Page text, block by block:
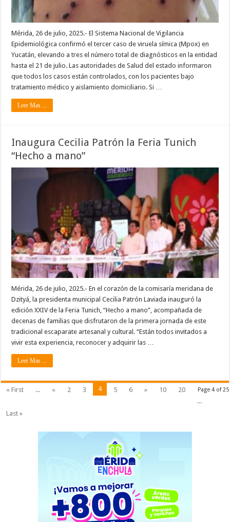
Mérida, 26 de julio, 2025.- El Sistema Nacional de Vigilancia
Epidemiológica confirmó el tercer caso de viruela símica (Mpox) en
Yucatán, elevando a tres el número total de diagnósticos en la entidad
hasta el 21 de julio. Las autoridades de Salud del estado informaron
que todos los casos están controlados, con los pacientes bajo
tratamiento médico y aislamiento domiciliario. Si …
Leer Mas ...
Inaugura Cecilia Patrón la Feria Tunich
“Hecho a mano”
Mérida, 26 de julio, 2025.- En el corazón de la comisaría meridana de
Dzityá, la presidenta municipal Cecilia Patrón Laviada inauguró la
edición XXIV de la Feria Tunich, “Hecho a mano”, acompañada de
decenas de familias que disfrutaron de la primera jornada de este
tradicional escaparate artesanal y cultural. “Están todos invitados a
vivir esta experiencia, reconocer y adquirir las …
Leer Mas ...
Page 4 of 25
« First ... « 2 3 4 5 6 » 10
20
...
Last »